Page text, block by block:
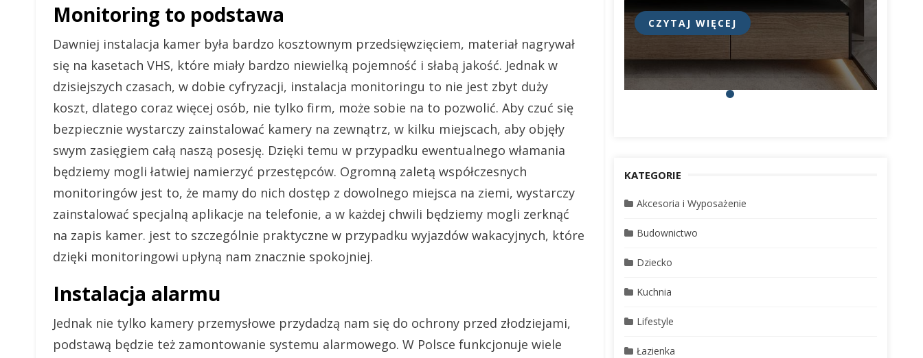
Monitoring to podstawa
Dawniej instalacja kamer była bardzo kosztownym przedsięwzięciem, materiał nagrywał
się na kasetach VHS, które miały bardzo niewielką pojemność i słabą jakość. Jednak w
dzisiejszych czasach, w dobie cyfryzacji, instalacja monitoringu to nie jest zbyt duży
koszt, dlatego coraz więcej osób, nie tylko firm, może sobie na to pozwolić. Aby czuć się
bezpiecznie wystarczy zainstalować kamery na zewnątrz, w kilku miejscach, aby objęły
swym zasięgiem całą naszą posesję. Dzięki temu w przypadku ewentualnego włamania
będziemy mogli łatwiej namierzyć przestępców. Ogromną zaletą współczesnych
monitoringów jest to, że mamy do nich dostęp z dowolnego miejsca na ziemi, wystarczy
zainstalować specjalną aplikacje na telefonie, a w każdej chwili będziemy mogli zerknąć
na zapis kamer. jest to szczególnie praktyczne w przypadku wyjazdów wakacyjnych, które
dzięki monitoringowi upłyną nam znacznie spokojniej.
Instalacja alarmu
Jednak nie tylko kamery przemysłowe przydadzą nam się do ochrony przed złodziejami,
podstawą będzie też zamontowanie systemu alarmowego. W Polsce funkcjonuje wiele
CZYTAJ WIĘCEJ
KATEGORIE
Akcesoria i Wyposażenie
Budownictwo
Dziecko
Kuchnia
Lifestyle
Łazienka